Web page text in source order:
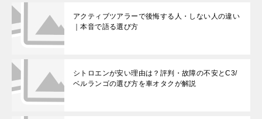
アクティブツアラーで後悔する人・しない人の違い
｜本音で語る選び方
シトロエンが安い理由は？評判・故障の不安とC3/
ベルランゴの選び方を車オタクが解説